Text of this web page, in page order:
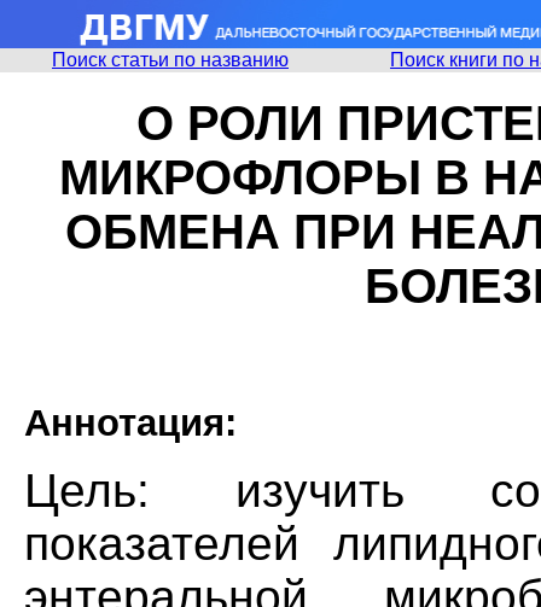
Поиск статьи по названию Поиск книги по
О РОЛИ
МИКРОФЛОРЫ В
ОБМЕНА ПРИ
Аннотация:
Цель: изучить
показателей
энтеральной